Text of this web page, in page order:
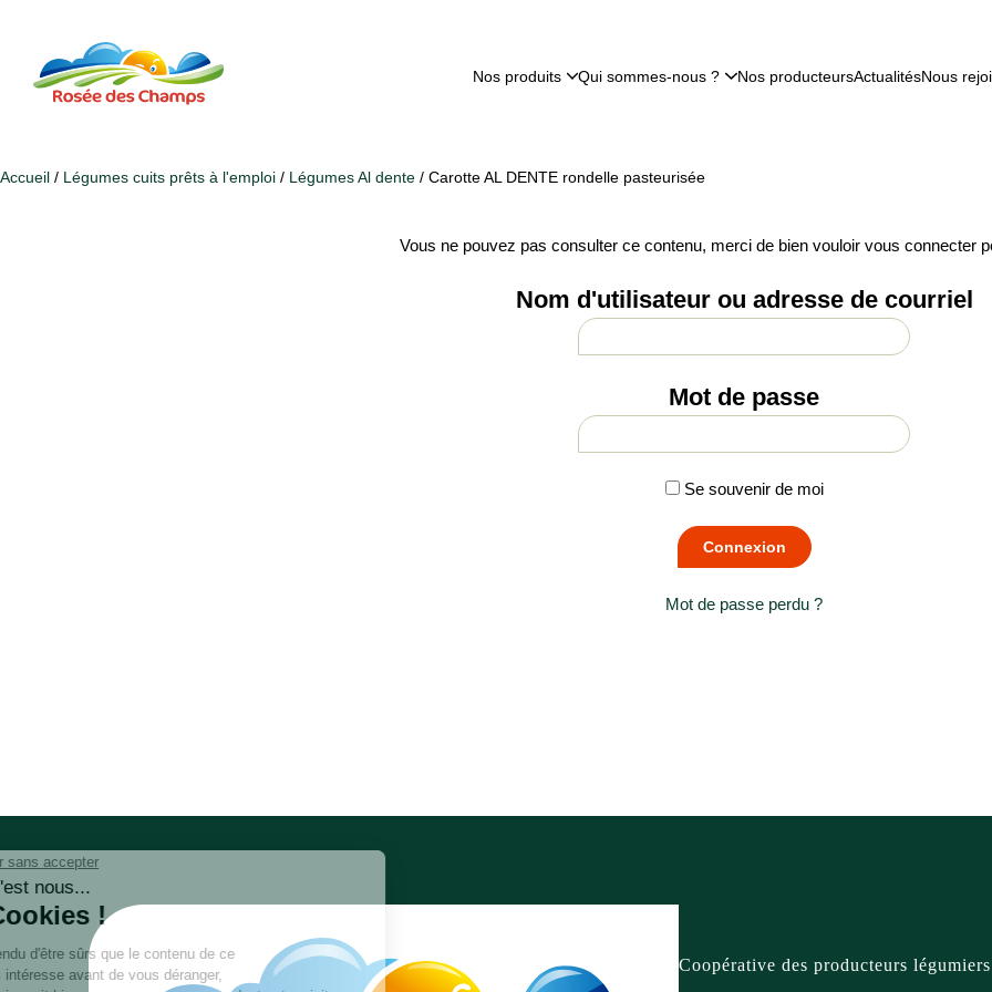
Nos produits Qui sommes-nous ? Nos producteursActualitésNous
Accueil / Légumes cuits prêts à l'emploi / Légumes Al dente / Carotte AL DENTE rondelle pasteurisée
Vous ne pouvez pas consulter ce contenu, merci de bien vouloir vous connecter
Nom d'utilisateur ou adresse de courriel
Mot de passe
Se souvenir de moi
Mot de passe perdu ?
Coopérative des producteurs légumiers